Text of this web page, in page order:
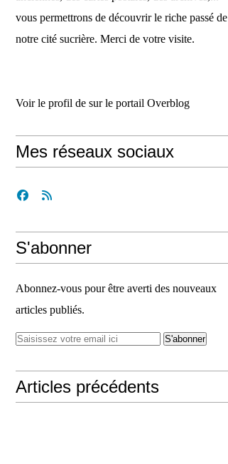
vous permettrons de découvrir le riche passé de
notre cité sucrière. Merci de votre visite.
Voir le profil de sur le portail Overblog
Mes réseaux sociaux
S'abonner
Abonnez-vous pour être averti des nouveaux
articles publiés.
Articles précédents